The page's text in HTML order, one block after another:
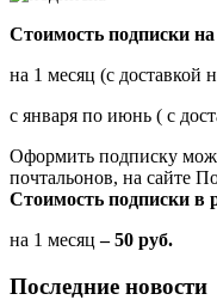
Стоимость подписки на
на 1 месяц (с доставкой
с января по июнь ( с
Оформить подписку
почтальонов, на сайте
Стоимость подписки в
на 1 месяц – 50 руб.
Последние новости